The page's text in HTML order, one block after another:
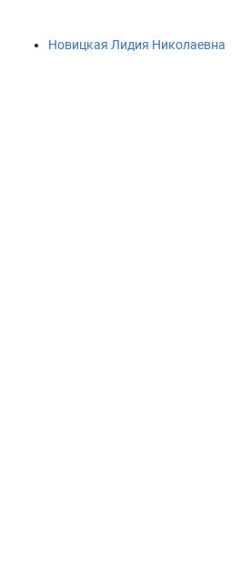
Новицкая Лидия Николаевна